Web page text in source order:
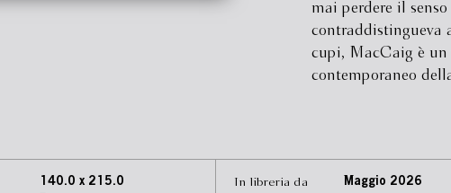
mai perdere il
contraddistingueva
cupi, MacCaig è un
contemporaneo
140.0 x 215.0
In libreria da Maggio 2026